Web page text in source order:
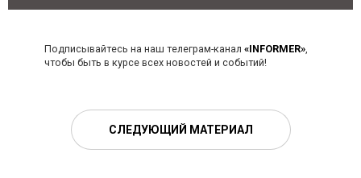
Подписывайтесь на наш телеграм-канал «INFORMER»,
чтобы быть в курсе всех новостей и событий!
СЛЕДУЮЩИЙ МАТЕРИАЛ